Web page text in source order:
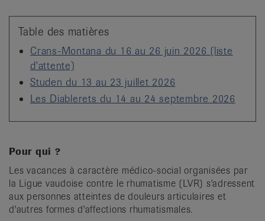
Table des matières
Crans-Montana du 16 au 26 juin 2026 (liste
d'attente)
Studen du 13 au 23 juillet 2026
Les Diablerets du 14 au 24 septembre 2026
Pour qui ?
Les vacances à caractère médico-social organisées par
la Ligue vaudoise contre le rhumatisme (LVR) s'adressent
aux personnes atteintes de douleurs articulaires et
d'autres formes d'affections rhumatismales.